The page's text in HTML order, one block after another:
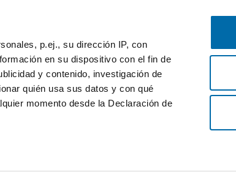
p.ej., su dirección IP, con
en su dispositivo con el fin de
y contenido, investigación de
quién usa sus datos y con qué
momento desde la Declaración de